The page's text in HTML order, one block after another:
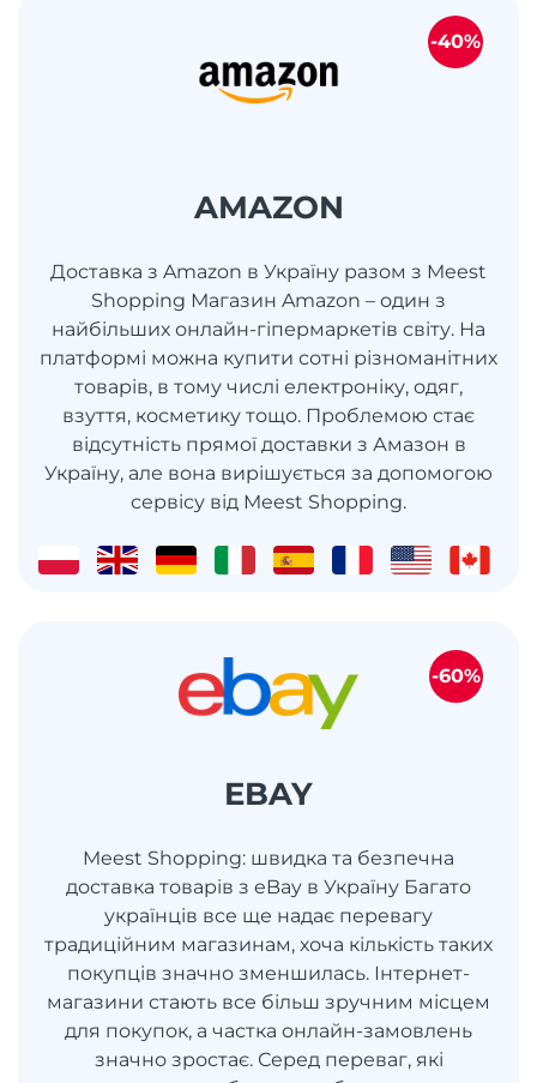
AMAZON
Доставка з Amazon в Україну разом з Meest
Shopping Магазин Amazon – один з
найбільших онлайн-гіпермаркетів світу. На
платформі можна купити сотні різноманітних
товарів, в тому числі електроніку, одяг,
взуття, косметику тощо. Проблемою стає
відсутність прямої доставки з Амазон в
Україну, але вона вирішується за допомогою
сервісу від Meest Shopping.
-40%
EBAY
Meest Shopping: швидка та безпечна
доставка товарів з eBay в Україну Багато
українців все ще надає перевагу
традиційним магазинам, хоча кількість таких
покупців значно зменшилась. Інтернет-
магазини стають все більш зручним місцем
для покупок, а частка онлайн-замовлень
значно зростає. Серед переваг, які
-60%